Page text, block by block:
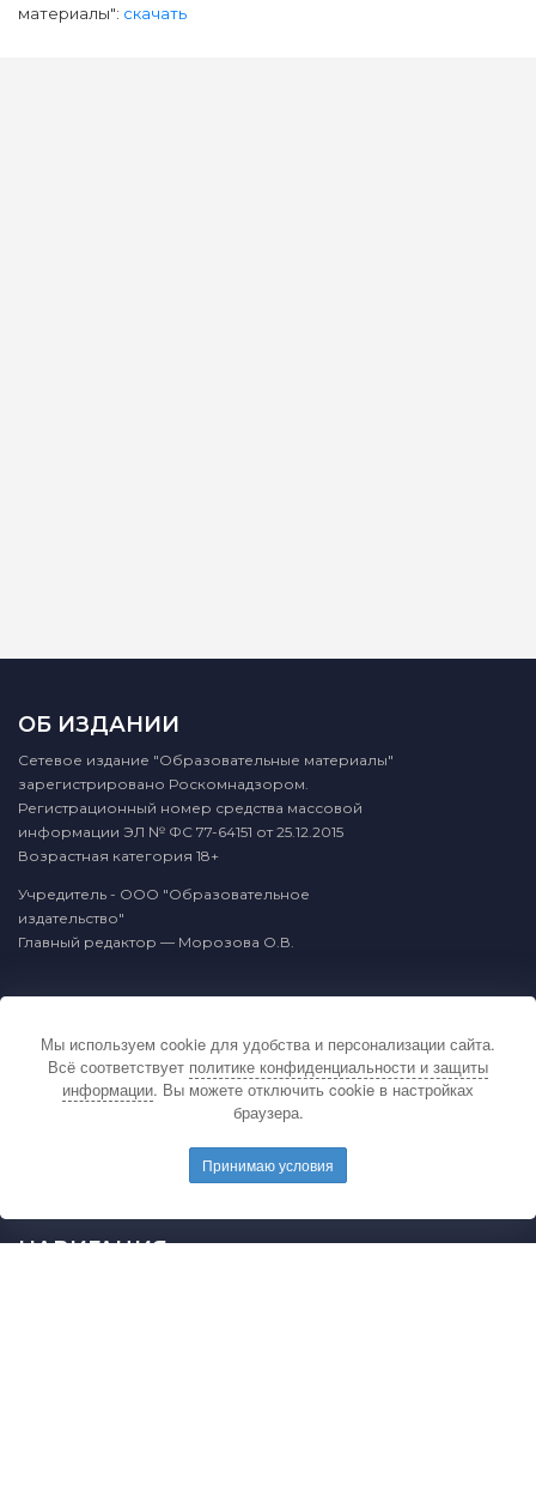
материалы": скачать
По вопросам связанным с публикацией
материалов на сайте издательства и выдачей
подтверждающих документов обращайтесь на
электронную почту редакции.
mail@pedarticles.ru
+7 (499) 113-47-87
ОБ ИЗДАНИИ
Сетевое издание "Образовательные материалы"
зарегистрировано Роскомнадзором.
Регистрационный номер средства массовой
информации ЭЛ № ФС 77-64151 от 25.12.2015
Возрастная категория 18+
Учредитель - ООО "Образовательное
издательство"
Главный редактор — Морозова О.В.
НАВИГАЦИЯ
Мы используем cookie для удобства и персонализации сайта.
Всё соответствует политике конфиденциальности и защиты
информации. Вы можете отключить cookie в настройках
браузера.
Принимаю условия